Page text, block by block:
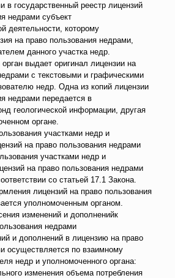
в государственный реестр лицензий
недрами субъект
деятельности, которому
на право пользования недрами,
данного участка недр.
выдает оригинал лицензии на
с текстовыми и графическими
недр. Одна из копий лицензии
недрами передается в
геологической информации, другая
органе.
участками недр и
на право пользования недрами
участками недр и
на право пользования недрами
со статьей 17.1 Закона.
лицензий на право пользования
уполномоченным органом.
изменений и дополненийк
недрами
и дополнений в лицензию на право
осуществляется по взаимному
недр и уполномоченного органа:
изменения объема потребления